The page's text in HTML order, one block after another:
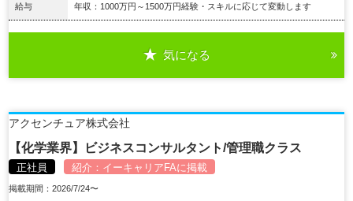
給与 年収：1000万円～1500万円経験・スキルに応じて変動します
気になる
アクセンチュア株式会社
【化学業界】ビジネスコンサルタント/管理職クラス
正社員 紹介： イーキャリアFAに掲載
掲載期間：2026/7/24〜